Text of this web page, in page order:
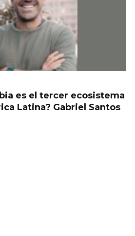
es el tercer ecosistema
Latina? Gabriel Santos